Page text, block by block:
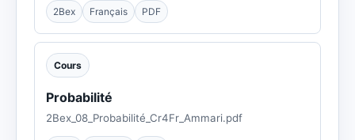
2Bex Français PDF
Cours
Probabilité
2Bex_08_Probabilité_Cr4Fr_Ammari.pdf